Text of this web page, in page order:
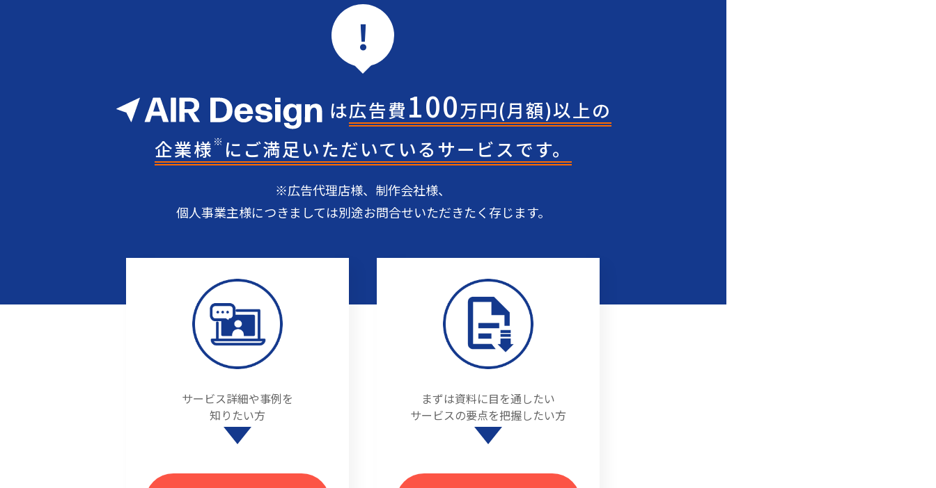
!
は広告費100万円(月額)以上の
企業様 ※ にご満足いただいているサービスです。
※広告代理店様、制作会社様、
個人事業主様につきましては別途お問合せいただきたく存じます。
サービス詳細や事例を
知りたい方
まずは資料に目を通したい
サービスの要点を把握したい方